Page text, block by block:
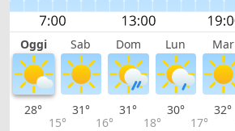
Oggi Sab Dom Lun Mar
28°
15°
31°
16°
31°
18°
30°
17°
32°